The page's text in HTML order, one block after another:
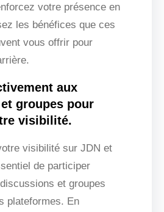
votre présence en
les bénéfices que ces
vous offrir pour
aux
groupes pour
visibilité.
visibilité sur JDN et
de participer
et groupes
plateformes. En